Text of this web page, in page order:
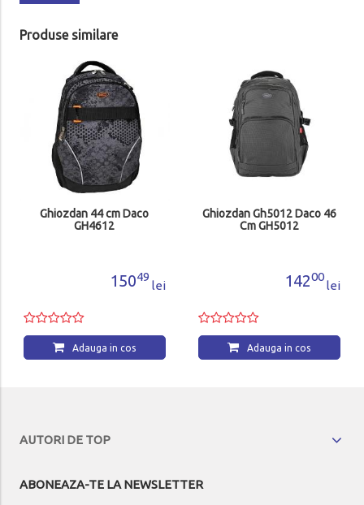
Produse similare
Ghiozdan 44 cm Daco
GH4612
15049
lei
Adauga in cos
Ghiozdan Gh5012 Daco 46
Cm GH5012
14200
lei
Adauga in cos
AUTORI DE TOP
ABONEAZA-TE LA NEWSLETTER